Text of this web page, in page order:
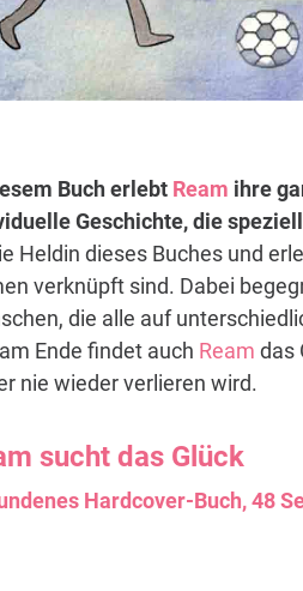
Buch erlebt Ream ihre
Geschichte, die
Heldin dieses Buches und
verknüpft sind. Dabei
die alle auf
Ende findet auch Ream das
nie wieder verlieren wird.
sucht das Glück
Hardcover-Buch, 48